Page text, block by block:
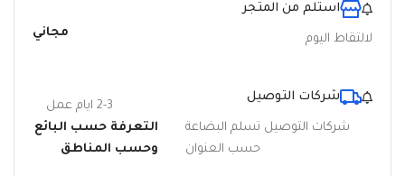
استلم من المتجر
لالتقاط اليوم مجاني
شركات التوصيل
شركات التوصيل تسلم البضاعة
حسب العنوان
2-3 ايام عمل
التعرفة حسب البائع
وحسب المناطق